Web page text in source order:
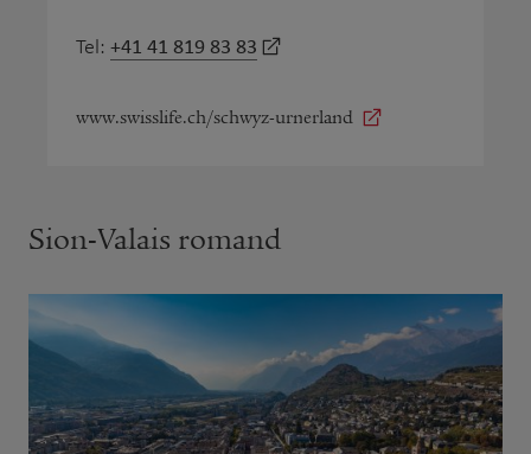
Tel: +41 41 819 83 83
www.swisslife.ch/schwyz-urnerland
Sion-Valais romand